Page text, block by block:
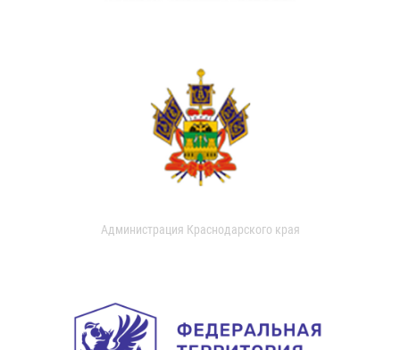
Администрация Краснодарского края